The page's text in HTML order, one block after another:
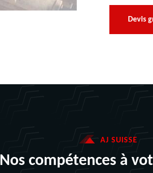
Devis
AJ SUISSE
Nos compétences à